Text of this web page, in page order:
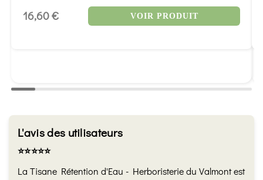
L'avis des utilisateurs
⭐️⭐️⭐️⭐️⭐️
La Tisane Rétention d'Eau - Herboristerie du Valmont est
16,60 € VOIR PRODUIT